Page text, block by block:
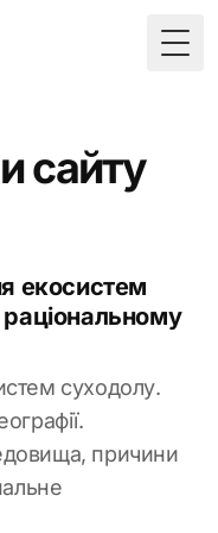
сайту
екосистем
суходолу.
причини